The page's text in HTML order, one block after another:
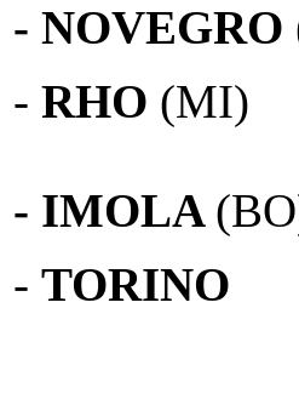
- NOVEGRO
- RHO (MI)
- IMOLA
- TORINO